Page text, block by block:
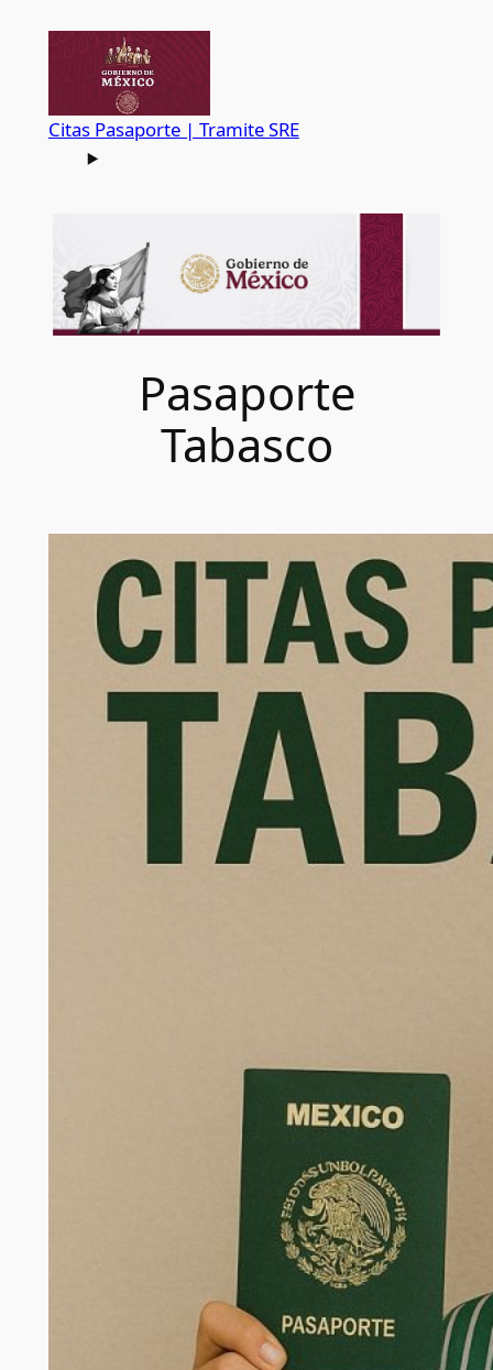
Citas Pasaporte | Tramite SRE
Pasaporte
Tabasco